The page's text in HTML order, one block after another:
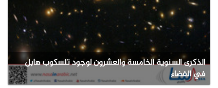
الذكرى السنوية الخامسة والعشرون لوجود تلسكوب هابل
في الفضاء